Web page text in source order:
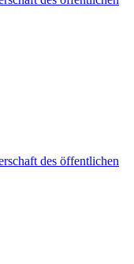
des öffentlichen